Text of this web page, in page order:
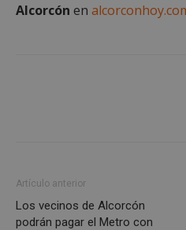
Alcorcón en
Artículo anterior
Los vecinos de Alcorcón
podrán pagar el Metro con
Cookies de
PHPSESSID